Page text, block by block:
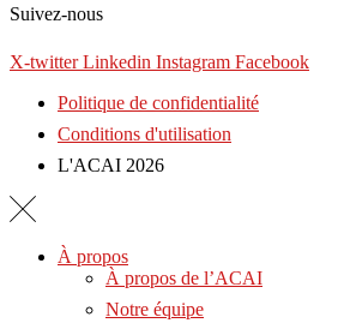
Suivez-nous
X-twitter Linkedin Instagram Facebook
Politique de confidentialité
Conditions d'utilisation
L'ACAI 2026
À propos
À propos de l’ACAI
Notre équipe